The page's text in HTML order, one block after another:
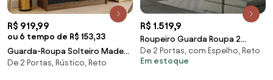
R$ 919,99
ou 6 tempo de R$ 153,33
Guarda-Roupa Solteiro Madesa
Tokio 2 Portas de Correr 2
De 2 Portas, Rústico, Reto
R$ 1.519,9
Roupeiro Guarda Roupa 2
Portas de Correr Espelho 3
Gavetas C
De 2 Portas, com Espelho, Reto
Em estoque